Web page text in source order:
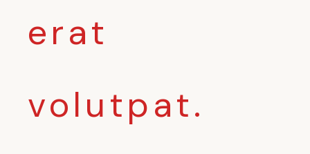
erat
volutpat.